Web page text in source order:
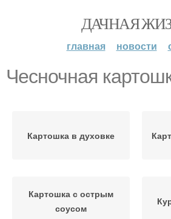
ДАЧНАЯ
главная новости
Чесночная
Картошка в духовке
Картошка с острым
соусом